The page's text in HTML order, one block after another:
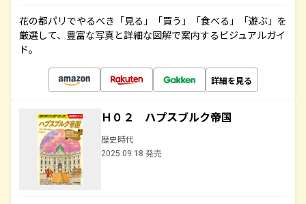
花の都パリでやるべき「見る」「買う」「食べる」「遊ぶ」を
厳選して、豊富な写真と詳細な図解で案内するビジュアルガイ
ド。
詳細を見る
Ｈ０２ ハプスブルク帝国
歴史時代
2025.09.18 発売